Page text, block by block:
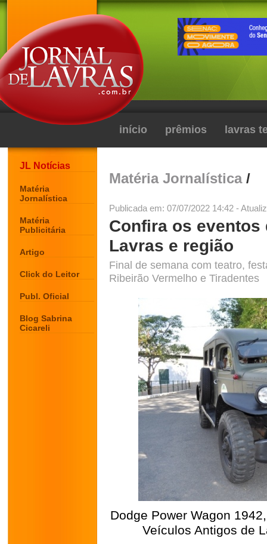
início prêmios lavras
JL Notícias
Matéria
Jornalística
Matéria
Publicitária
Artigo
Click do Leitor
Publ. Oficial
Blog Sabrina
Cicareli
Matéria Jornalística/
Publicada em: 07/07/2022 14:42 -
Confira os eventos
Lavras e região
Final de semana com teatro,
Ribeirão Vermelho e Tiradentes
Dodge Power Wagon
Veículos Antigos de